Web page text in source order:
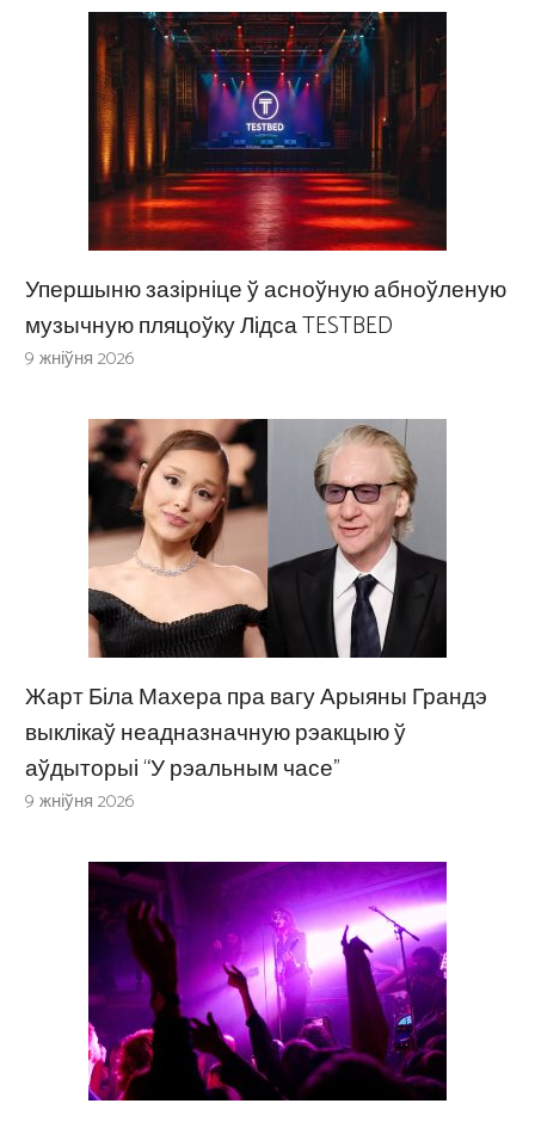
Упершыню зазірніце ў асноўную абноўленую
музычную пляцоўку Лідса TESTBED
9 жніўня 2026
Жарт Біла Махера пра вагу Арыяны Грандэ
выклікаў неадназначную рэакцыю ў
аўдыторыі “У рэальным часе”
9 жніўня 2026